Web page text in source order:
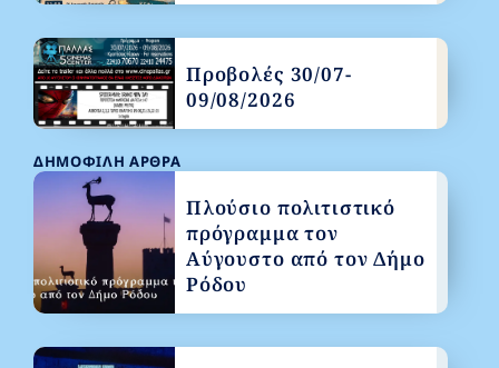
ΔΗΜΟΦΙΛΉ ΆΡΘΡΑ
Πλούσιο πολιτιστικό
πρόγραμμα τον
Αύγουστο από τον Δήμο
Ρόδου
Προβολές 30/07-
09/08/2026